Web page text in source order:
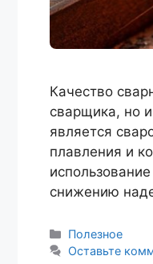
Качество
сварщика, но
является
плавления и
снижению
Рубрики
Полезное
Оставьте